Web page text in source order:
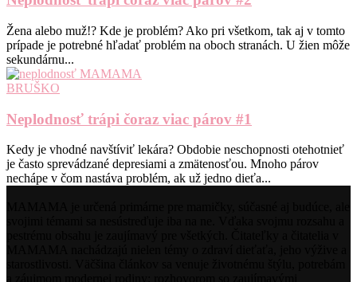
Žena alebo muž!? Kde je problém? Ako pri všetkom, tak aj v tomto
prípade je potrebné hľadať problém na oboch stranách. U žien môže
sekundárnu...
BRUŠKO
Neplodnosť trápi čoraz viac párov #1
Kedy je vhodné navštíviť lekára? Obdobie neschopnosti otehotnieť
je často sprevádzané depresiami a zmätenosťou. Mnoho párov
nechápe v čom nastáva problém, ak už jedno dieťa...